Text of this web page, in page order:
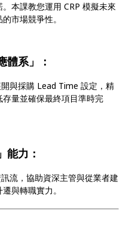
本課教您運用 CRP 模擬未來
市場競爭性。
體系」：
與採購 Lead Time 設定，精
量並確保最終項目準時完
能力：
流，協助資深主管與從業者建
與轉職實力。